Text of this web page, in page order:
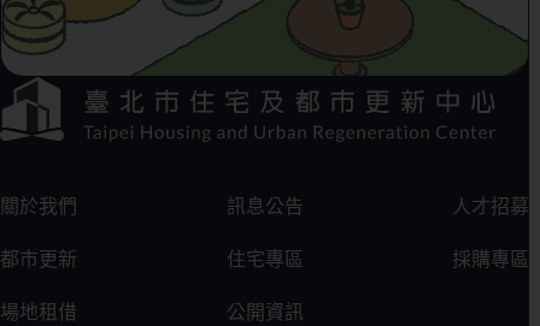
方選單連結區
:::
關於我們 訊息公告
人才招募
都市更新
住宅專區
採購專區
場地租借
公開資訊